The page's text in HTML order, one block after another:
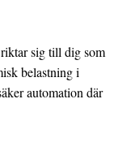
sig till dig som
belastning i
automation där